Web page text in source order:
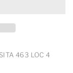
463 LOC 4